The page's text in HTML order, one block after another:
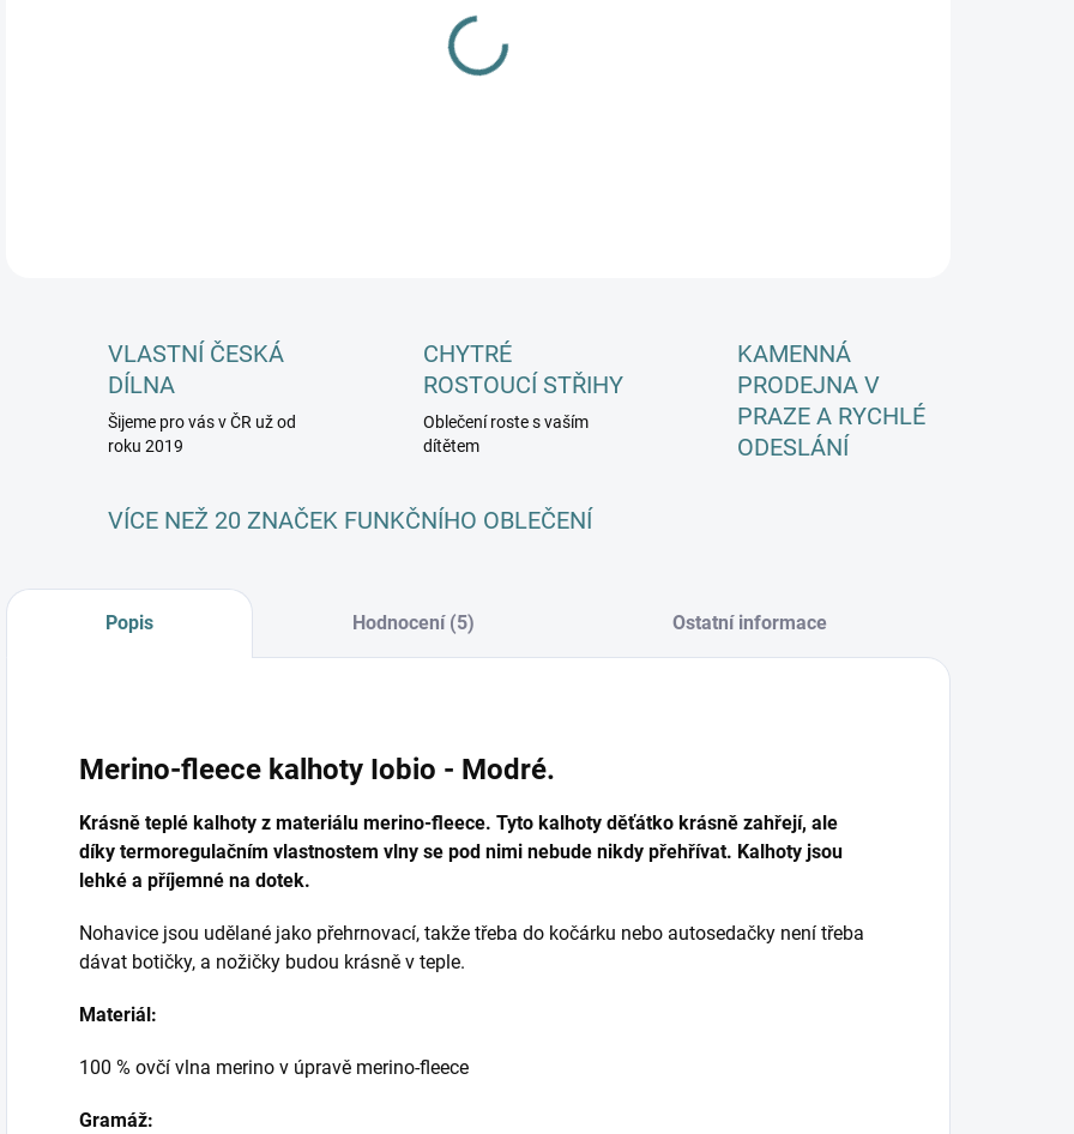
VLASTNÍ ČESKÁ
DÍLNA
Šijeme pro vás v ČR už od
roku 2019
CHYTRÉ
ROSTOUCÍ STŘIHY
Oblečení roste s vaším
dítětem
KAMENNÁ
PRODEJNA V
PRAZE A RYCHLÉ
ODESLÁNÍ
VÍCE NEŽ 20 ZNAČEK FUNKČNÍHO OBLEČENÍ
Popis Hodnocení (5) Ostatní informace
Merino-fleece kalhoty Iobio - Modré.
Krásně teplé kalhoty z materiálu merino-fleece. Tyto kalhoty děťátko krásně zahřejí, ale
díky termoregulačním vlastnostem vlny se pod nimi nebude nikdy přehřívat. Kalhoty jsou
lehké a příjemné na dotek.
Nohavice jsou udělané jako přehrnovací, takže třeba do kočárku nebo autosedačky není třeba
dávat botičky, a nožičky budou krásně v teple.
Materiál:
100 % ovčí vlna merino v úpravě merino-fleece
Gramáž: